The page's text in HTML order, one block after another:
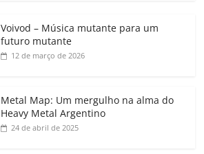
ai at
s
A
p
k
e
dI
gl
e
a
ss
y
k
p
h
Voivod – Música mutante para um
futuro mutante
12 de março de 2026
Metal Map: Um mergulho na alma do
Heavy Metal Argentino
24 de abril de 2025